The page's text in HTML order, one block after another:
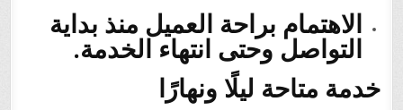
الاهتمام براحة العميل منذ بداية
التواصل وحتى انتهاء الخدمة.
خدمة متاحة ليلًا ونهارًا